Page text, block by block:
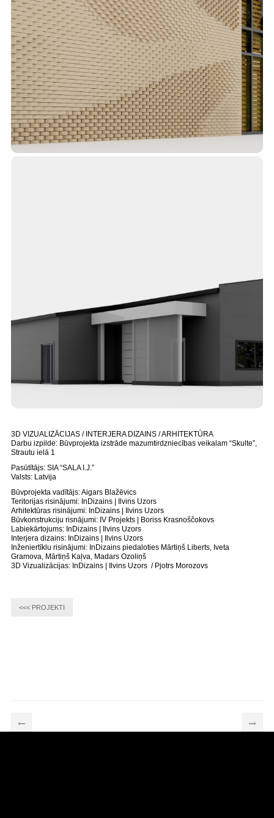
3D VIZUALIZĀCIJAS / INTERJERA DIZAINS / ARHITEKTŪRA
Darbu izpilde: Būvprojekta izstrāde mazumtirdzniecības veikalam “Skulte”,
Strautu ielā 1
Pasūtītājs: SIA “SALA I.J.”
Valsts: Latvija
Būvprojekta vadītājs: Aigars Blažēvics
Teritorijas risinājumi: InDizains | Ilvins Uzors
Arhitektūras risinājumi: InDizains | Ilvins Uzors
Būvkonstrukciju risnājumi: IV Projekts | Boriss Krasnoščokovs
Labiekārtojums: InDizains | Ilvins Uzors
Interjera dizains: InDizains | Ilvins Uzors
Inženiertīklu risinājumi: InDizains piedaloties Mārtiņš Liberts, Iveta
Gramova, Mārtiņš Kaļva, Madars Ozoliņš
3D Vizualizācijas: InDizains | Ilvins Uzors / Pjotrs Morozovs
<<< PROJEKTI